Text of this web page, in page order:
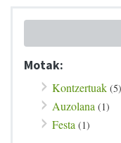
Motak:
Kontzertuak (5)
Auzolana (1)
Festa (1)